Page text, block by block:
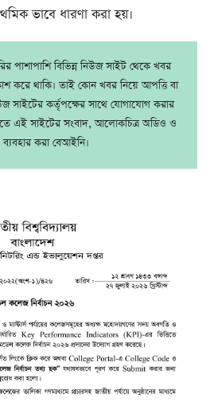
ভাবে ধারণা করা হয়।
পাশাপাশি বিভিন্ন নিউজ সাইট থেকে খবর
করে থাকি। তাই কোন খবর নিয়ে আপত্তি বা
সাইটের কর্তৃপক্ষের সাথে যোগাযোগ করার
এই সাইটের সংবাদ, আলোকচিত্র অডিও ও
করা বেআইনি।